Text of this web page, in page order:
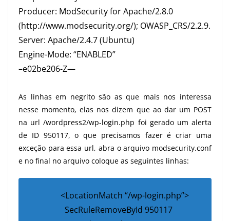
Producer: ModSecurity for Apache/2.8.0
(http://www.modsecurity.org/); OWASP_CRS/2.2.9.
Server: Apache/2.4.7 (Ubuntu)
Engine-Mode: “ENABLED”
–e02be206-Z—
As linhas em negrito são as que mais nos interessa
nesse momento, elas nos dizem que ao dar um POST
na url /wordpress2/wp-login.php foi gerado um alerta
de ID 950117, o que precisamos fazer é criar uma
exceção para essa url, abra o arquivo modsecurity.conf
e no final no arquivo coloque as seguintes linhas:
<LocationMatch “/wp-login.php”>
SecRuleRemoveById 950117